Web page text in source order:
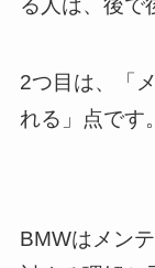
2つ目は、「
れる」点です。
BMWはメン